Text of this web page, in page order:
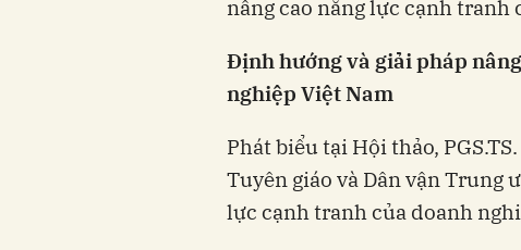
nâng cao năng lực cạnh tranh
Định hướng và giải pháp
nghiệp Việt Nam
Phát biểu tại Hội thảo,
Tuyên giáo và Dân vận Trung
lực cạnh tranh của doanh